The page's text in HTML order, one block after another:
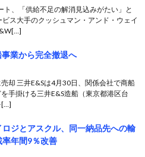
ト、「供給不足の解消見込みがたい」と
ス大手のクッシュマン・アンド・ウェイ
業から完全撤退へ
却 三井E&Sは4月30日、関係会社で商船
手掛ける三井E&S造船（東京都港区台
[…]
ロジとアスクル、同一納品先への輸
年間9％改善